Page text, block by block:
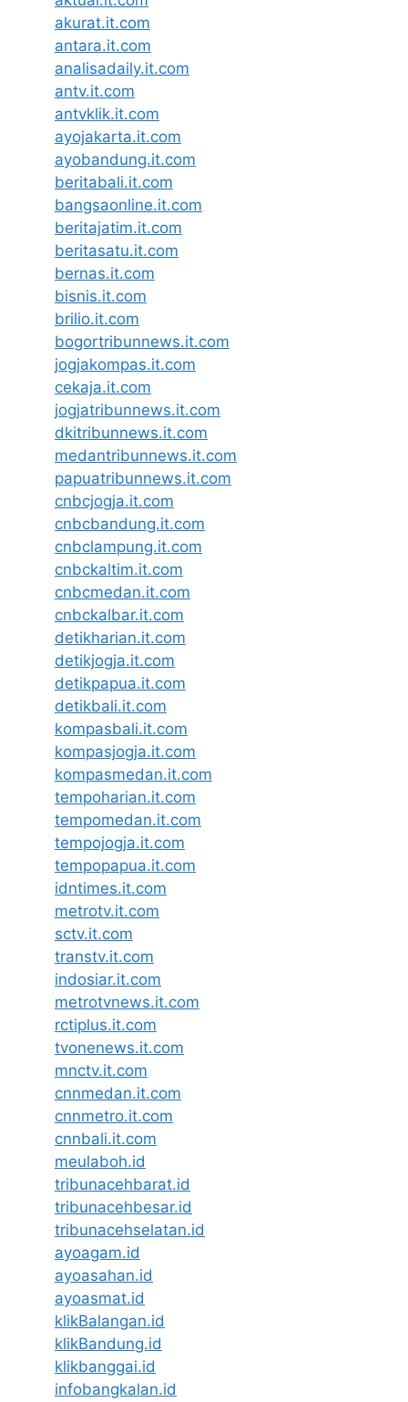
akurat.it.com
antara.it.com
analisadaily.it.com
antv.it.com
antvklik.it.com
ayojakarta.it.com
ayobandung.it.com
beritabali.it.com
bangsaonline.it.com
beritajatim.it.com
beritasatu.it.com
bernas.it.com
bisnis.it.com
brilio.it.com
bogortribunnews.it.com
jogjakompas.it.com
cekaja.it.com
jogjatribunnews.it.com
dkitribunnews.it.com
medantribunnews.it.com
papuatribunnews.it.com
cnbcjogja.it.com
cnbcbandung.it.com
cnbclampung.it.com
cnbckaltim.it.com
cnbcmedan.it.com
cnbckalbar.it.com
detikharian.it.com
detikjogja.it.com
detikpapua.it.com
detikbali.it.com
kompasbali.it.com
kompasjogja.it.com
kompasmedan.it.com
tempoharian.it.com
tempomedan.it.com
tempojogja.it.com
tempopapua.it.com
idntimes.it.com
metrotv.it.com
sctv.it.com
transtv.it.com
indosiar.it.com
metrotvnews.it.com
rctiplus.it.com
tvonenews.it.com
mnctv.it.com
cnnmedan.it.com
cnnmetro.it.com
cnnbali.it.com
meulaboh.id
tribunacehbarat.id
tribunacehbesar.id
tribunacehselatan.id
ayoagam.id
ayoasahan.id
ayoasmat.id
klikBalangan.id
klikBandung.id
klikbanggai.id
infobangkalan.id